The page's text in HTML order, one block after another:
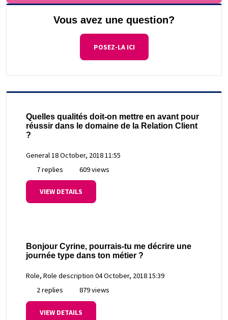
Vous avez une question?
POSEZ-LA ICI
Quelles qualités doit-on mettre en avant pour
réussir dans le domaine de la Relation Client
?
General18 October, 2018 11:55
7 replies
609 views
VIEW DETAILS
Bonjour Cyrine, pourrais-tu me décrire une
journée type dans ton métier ?
Role, Role description 04 October, 2018 15:39
2 replies
879 views
VIEW DETAILS